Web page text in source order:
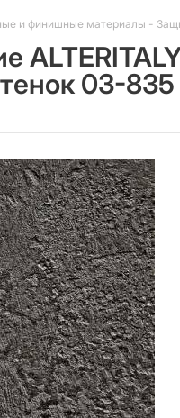
и финишные материалы -
03-835